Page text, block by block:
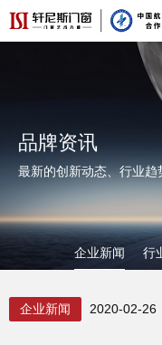
品牌资讯
最新的创新动态、行业趋
企业新闻 行
企业新闻 2020-02-26